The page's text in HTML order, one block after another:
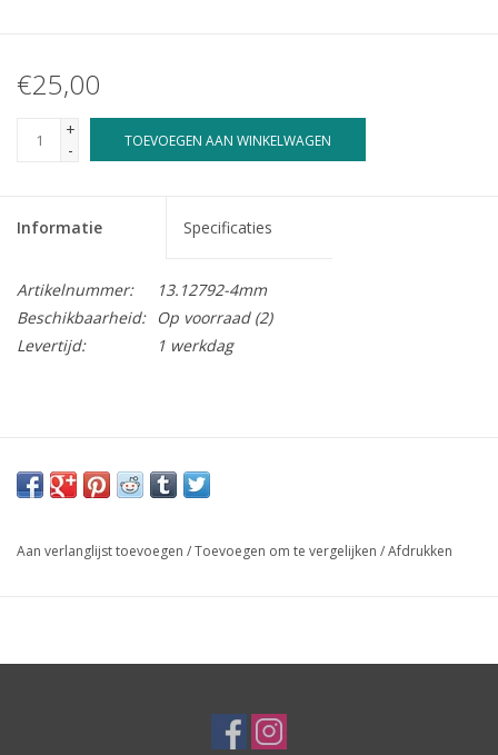
€25,00
+
-
TOEVOEGEN AAN WINKELWAGEN
Informatie Specificaties
Artikelnummer:
13.12792-4mm
Beschikbaarheid:
Op voorraad(2)
Levertijd:
1 werkdag
Aan verlanglijst toevoegen /Toevoegen om te vergelijken /Afdrukken